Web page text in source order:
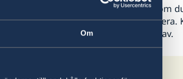
Om
som gäller och hur du ska göra om
pass eller förnya ett pass med mera.
för det ämne du är intresserad av.